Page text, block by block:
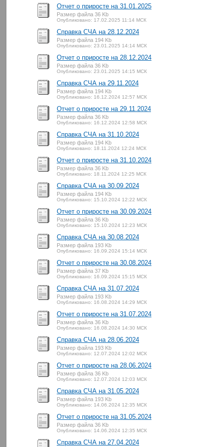
Отчет о приросте на 31.01.2025
Размер файла 36 Kb
Опубликовано: 17.02.2025 11:14 МСК
Справка СЧА на 28.12.2024
Размер файла 194 Kb
Опубликовано: 23.01.2025 14:14 МСК
Отчет о приросте на 28.12.2024
Размер файла 36 Kb
Опубликовано: 23.01.2025 14:15 МСК
Справка СЧА на 29.11.2024
Размер файла 194 Kb
Опубликовано: 16.12.2024 12:57 МСК
Отчет о приросте на 29.11.2024
Размер файла 36 Kb
Опубликовано: 16.12.2024 12:58 МСК
Справка СЧА на 31.10.2024
Размер файла 194 Kb
Опубликовано: 18.11.2024 12:24 МСК
Отчет о приросте на 31.10.2024
Размер файла 36 Kb
Опубликовано: 18.11.2024 12:25 МСК
Справка СЧА на 30.09.2024
Размер файла 194 Kb
Опубликовано: 15.10.2024 12:22 МСК
Отчет о приросте на 30.09.2024
Размер файла 36 Kb
Опубликовано: 15.10.2024 12:23 МСК
Справка СЧА на 30.08.2024
Размер файла 193 Kb
Опубликовано: 16.09.2024 15:14 МСК
Отчет о приросте на 30.08.2024
Размер файла 37 Kb
Опубликовано: 16.09.2024 15:15 МСК
Справка СЧА на 31.07.2024
Размер файла 193 Kb
Опубликовано: 16.08.2024 14:29 МСК
Отчет о приросте на 31.07.2024
Размер файла 36 Kb
Опубликовано: 16.08.2024 14:30 МСК
Справка СЧА на 28.06.2024
Размер файла 193 Kb
Опубликовано: 12.07.2024 12:02 МСК
Отчет о приросте на 28.06.2024
Размер файла 36 Kb
Опубликовано: 12.07.2024 12:03 МСК
Справка СЧА на 31.05.2024
Размер файла 193 Kb
Опубликовано: 14.06.2024 12:35 МСК
Отчет о приросте на 31.05.2024
Размер файла 36 Kb
Опубликовано: 14.06.2024 12:35 МСК
Справка СЧА на 27.04.2024